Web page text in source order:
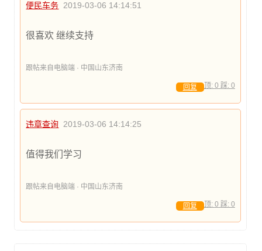
便民车务 2019-03-06 14:14:51
很喜欢 继续支持
跟帖来自电脑端 · 中国山东济南
顶: 0 踩: 0
回复
违章查询 2019-03-06 14:14:25
值得我们学习
跟帖来自电脑端 · 中国山东济南
顶: 0 踩: 0
回复